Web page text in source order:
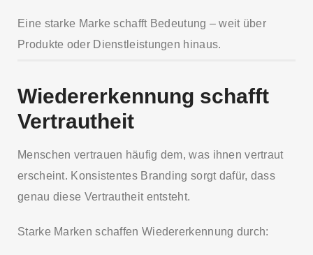
Eine starke Marke schafft Bedeutung – weit über
Produkte oder Dienstleistungen hinaus.
Wiedererkennung schafft
Vertrautheit
Menschen vertrauen häufig dem, was ihnen vertraut
erscheint. Konsistentes Branding sorgt dafür, dass
genau diese Vertrautheit entsteht.
Starke Marken schaffen Wiedererkennung durch: